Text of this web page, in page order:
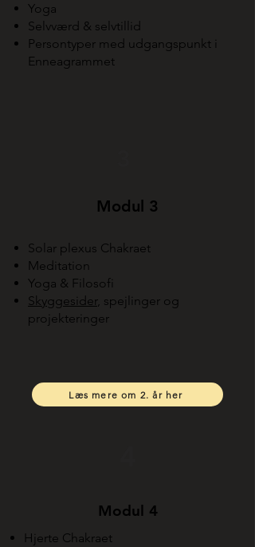
Yoga
Selvværd & selvtillid
Persontyper med udgangspunkt i
Enneagrammet
Modul 3
Solar plexus Chakraet
Meditation
Yoga & Filosofi
Skyggesider, spejlinger og
projekteringer
Læs mere om 2. år her
Modul 4
Hjerte Chakraet